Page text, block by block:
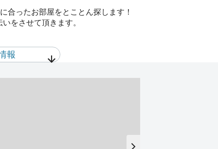
合ったお部屋をとことん探します！
をさせて頂きます。
報